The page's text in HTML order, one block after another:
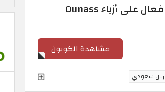
كود اوناس السعودية: تخفيض 10% فعال على أزياء Ounass
مشاهدة الكوبون